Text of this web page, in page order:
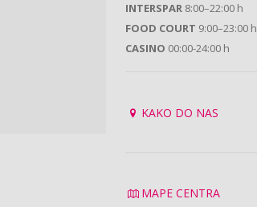
INTERSPAR 8:00–22:00 h
FOOD COURT 9:00–23:00 h
CASINO 00:00-24:00 h
KAKO DO NAS
MAPE CENTRA